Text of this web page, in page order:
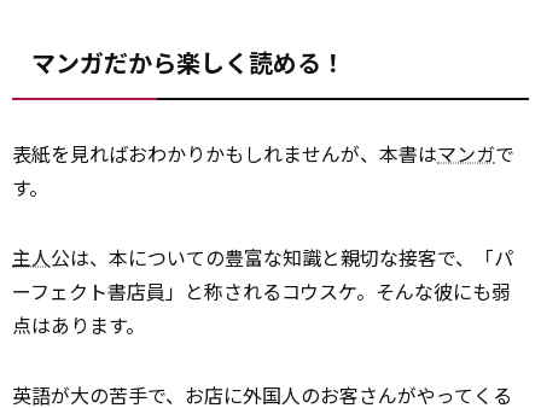
マンガだから楽しく読める！
表紙を見ればおわかりかもしれませんが、本書はマンガで
す。
主人公は、本についての豊富な知識と親切な接客で、「パ
ーフェクト書店員」と称されるコウスケ。そんな彼にも弱
点はあります。
英語が大の苦手で、お店に外国人のお客さんがやってくる